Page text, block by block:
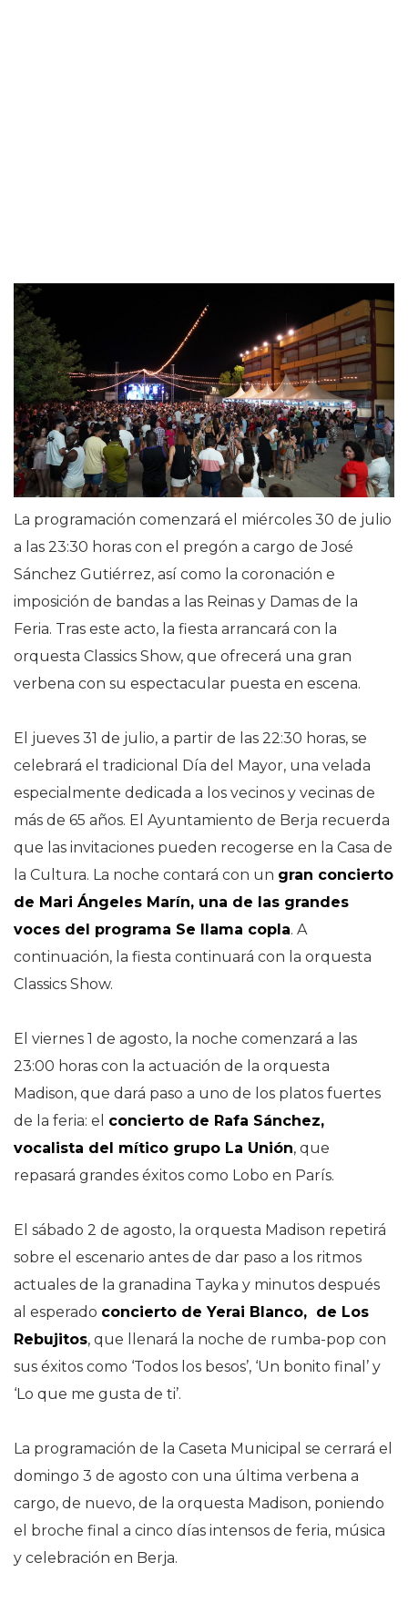
La programación comenzará el miércoles 30 de julio
a las 23:30 horas con el pregón a cargo de José
Sánchez Gutiérrez, así como la coronación e
imposición de bandas a las Reinas y Damas de la
Feria. Tras este acto, la fiesta arrancará con la
orquesta Classics Show, que ofrecerá una gran
verbena con su espectacular puesta en escena.
El jueves 31 de julio, a partir de las 22:30 horas, se
celebrará el tradicional Día del Mayor, una velada
especialmente dedicada a los vecinos y vecinas de
más de 65 años. El Ayuntamiento de Berja recuerda
que las invitaciones pueden recogerse en la Casa de
la Cultura. La noche contará con un gran concierto
de Mari Ángeles Marín, una de las grandes
voces del programa Se llama copla. A
continuación, la fiesta continuará con la orquesta
Classics Show.
El viernes 1 de agosto, la noche comenzará a las
23:00 horas con la actuación de la orquesta
Madison, que dará paso a uno de los platos fuertes
de la feria: el concierto de Rafa Sánchez,
vocalista del mítico grupo La Unión, que
repasará grandes éxitos como Lobo en París.
El sábado 2 de agosto, la orquesta Madison repetirá
sobre el escenario antes de dar paso a los ritmos
actuales de la granadina Tayka y minutos después
al esperado concierto deYerai Blanco, de Los
Rebujitos, que llenará la noche de rumba-pop con
sus éxitos como ‘Todos los besos’, ‘Un bonito final’ y
‘Lo que me gusta de ti’.
La programación de la Caseta Municipal se cerrará el
domingo 3 de agosto con una última verbena a
cargo, de nuevo, de la orquesta Madison, poniendo
el broche final a cinco días intensos de feria, música
y celebración en Berja.